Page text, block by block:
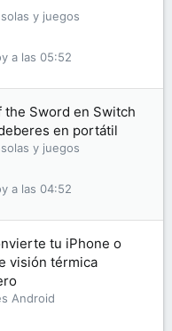
y juegos
a las 05:52
the Sword en Switch
en portátil
y juegos
a las 04:52
tu iPhone o
visión térmica
Android